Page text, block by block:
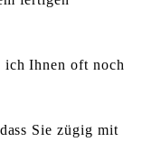
ich Ihnen oft noch
Sie zügig mit